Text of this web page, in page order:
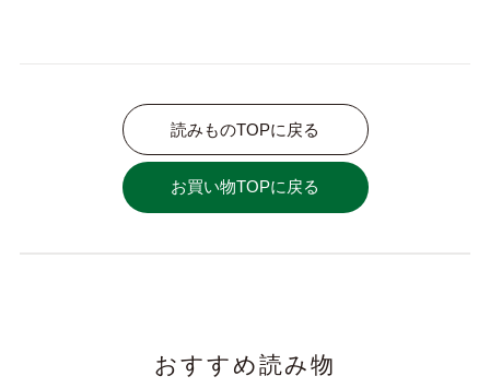
読みものTOPに戻る
お買い物TOPに戻る
おすすめ読み物